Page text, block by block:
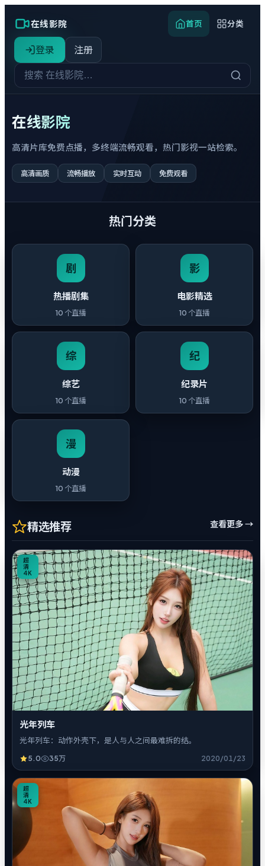
在线影院 首页 分类
登录 注册
在线影院
高清片库免费点播，多终端流畅观看，热门影视一站检索。
高清画质 流畅播放 实时互动 免费观看
热门分类
剧
热播剧集
10 个直播
影
电影精选
10 个直播
综
综艺
10 个直播
纪
纪录片
10 个直播
漫
动漫
10 个直播
精选推荐 查看更多 →
超
清
4K
光年列车
光年列车：动作外壳下，是人与人之间最难拆的结。
5.0 35万 2020/01/23
超
清
4K